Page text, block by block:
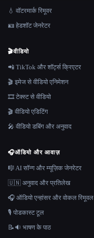
💧 वॉटरमार्क रिमूवर
🪪 हेडशॉट जेनरेटर
🎬वीडियो
📲 TikTok और शॉर्ट्स क्रिएटर
🎬 इमेज से वीडियो एनिमेशन
🎞️ टेक्स्ट से वीडियो
🎬 वीडियो एडिटिंग
🎤 वीडियो डबिंग और अनुवाद
🎧ऑडियो और आवाज़
🎼 AI सॉन्ग और म्यूज़िक जेनरेटर
🇺🇳 अनुवाद और प्रतिलेख
🎧 ऑडियो एन्हांसर और वोकल रिमूवल
🎙️ पोडकास्ट टूल
📝🔉 भाषण के पाठ